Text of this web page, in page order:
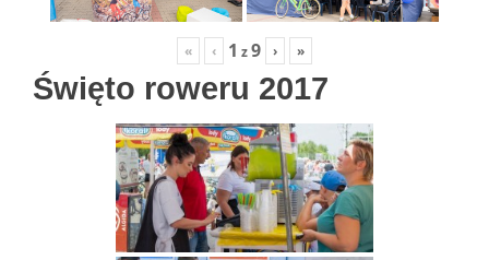
« ‹ 1 z9 › »
Święto roweru 2017